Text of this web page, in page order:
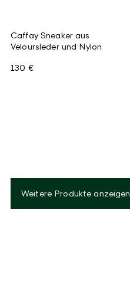
Caffay Sneaker aus
Veloursleder und Nylon
130 €
Weitere Produkte anzeigen